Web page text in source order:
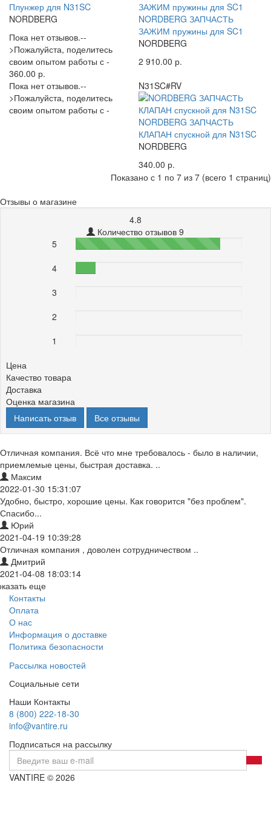
Плунжер для N31SC
NORDBERG
Пока нет отзывов.--
>Пожалуйста, поделитесь
своим опытом работы с -
360.00 р.
Пока нет отзывов.--
>Пожалуйста, поделитесь
своим опытом работы с -
NORDBERG ЗАПЧАСТЬ
ЗАЖИМ пружины для SC1
NORDBERG
2 910.00 р.
N31SC#RV
NORDBERG ЗАПЧАСТЬ
КЛАПАН спускной для N31SC
NORDBERG
340.00 р.
Показано с 1 по 7 из 7 (всего 1 страниц)
Отзывы о магазине
4.8
Количество отзывов 9
5
87%
4
3
2
1
Цена
Качество товара
Доставка
Оценка магазина
Написать отзыв
Все отзывы
Отличная компания. Всё что мне требовалось - было в наличии,
приемлемые цены, быстрая доставка. ..
Максим
2022-01-30 15:31:07
Удобно, быстро, хорошие цены. Как говорится "без проблем".
Спасибо...
Юрий
2021-04-19 10:39:28
Отличная компания , доволен сотрудничеством ..
Дмитрий
2021-04-08 18:03:14
еще
Контакты
Оплата
О нас
Информация о доставке
Политика безопасности
Рассылка новостей
Социальные сети
Наши Контакты
8 (800) 222-18-30
info@vantire.ru
Подписаться на рассылку
VANTIRE © 2026